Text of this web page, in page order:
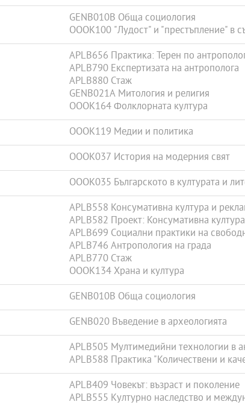
GENB010B Обща социология
OOOK100 "Лудост" и "престъпление" в
APLB656 Практика: Терен по
APLB790 Експертизата на антрополога
APLB880 Стаж
GENB021A Митология и религия
OOOK164 Фолклорната култура
OOOK119 Медии и политика
OOOK037 История на модерния свят
OOOK035 Българското в културата и
APLB558 Консумативна култура и
APLB582 Проект: Консумативна
APLB699 Социални практики на
APLB746 Антропология на града
APLB770 Стаж
OOOK134 Храна и култура
GENB010B Обща социология
GENB020 Въведение в археологията
APLB505 Мултимедийни технологии в
APLB588 Практика "Количествени и
APLB409 Човекът: възраст и поколение
APLB555 Културно наследство и